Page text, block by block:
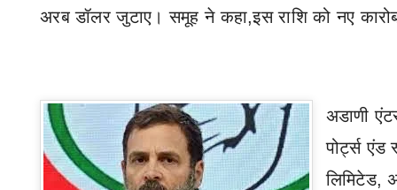
अरब डॉलर जुटाए। समूह ने कहा,इस राशि को नए
अडाणी
पोर्ट्स
लिमिटेड,